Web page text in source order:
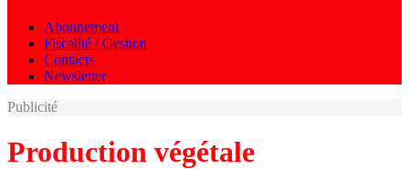
Abonnement
Fiscalité / Gestion
Contacts
Newsletter
Publicité
Production végétale